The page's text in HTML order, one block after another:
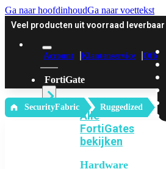
Ga naar hoofdinhoudGa naar voettekst
Veel producten uit voorraad leverbaar
Account Klantenservice Offerte
FortiGate
Alle
FortiGates
bekijken
Hardware
‎ SecurityFabric Ruggedized